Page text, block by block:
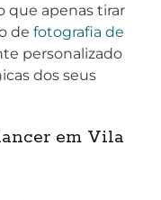
que apenas tirar
de fotografia de
personalizado
dos seus
em Vila